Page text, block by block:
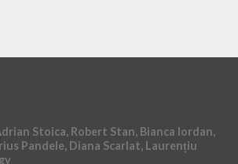
Stoica, Robert Stan, Bianca Iordan,
Pandele, Diana Scarlat, Laurențiu